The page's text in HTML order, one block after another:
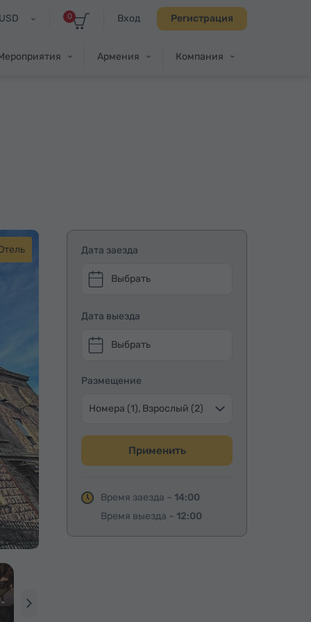
Вход Регистрация
0
Армения Компания
Дата заезда
Выбрать
Дата выезда
Выбрать
Размещение
Номера (1), Взрослый (2)
Применить
Время заезда – 14:00
Время выезда – 12:00